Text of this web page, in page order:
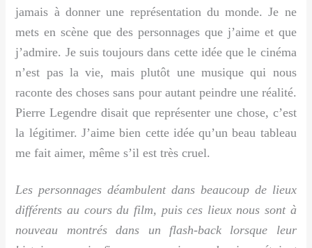
jamais à donner une représentation du monde. Je ne
mets en scène que des personnages que j’aime et que
j’admire. Je suis toujours dans cette idée que le cinéma
n’est pas la vie, mais plutôt une musique qui nous
raconte des choses sans pour autant peindre une réalité.
Pierre Legendre disait que représenter une chose, c’est
la légitimer. J’aime bien cette idée qu’un beau tableau
me fait aimer, même s’il est très cruel.
Les personnages déambulent dans beaucoup de lieux
différents au cours du film, puis ces lieux nous sont à
nouveau montrés dans un flash-back lorsque leur